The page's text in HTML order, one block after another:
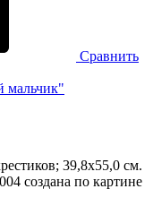
Сравнить
мальчик"
39,8х55,0 см.
создана по картине